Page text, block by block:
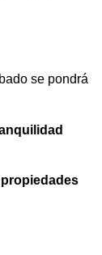
se pondrá